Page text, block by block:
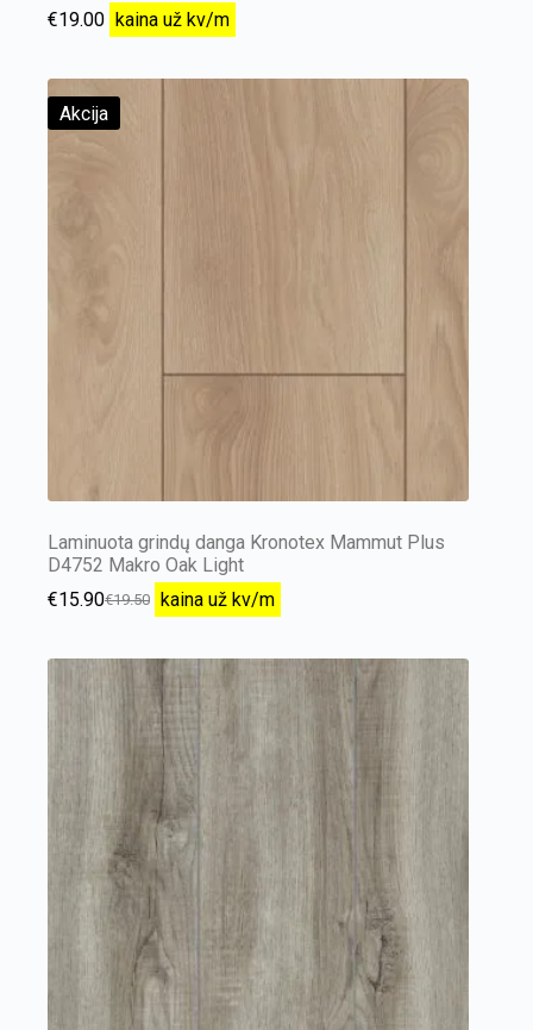
€19.00 kaina už kv/m
Akcija
Laminuota grindų danga Kronotex Mammut Plus
D4752 Makro Oak Light
€19.50
€15.90 kaina už kv/m